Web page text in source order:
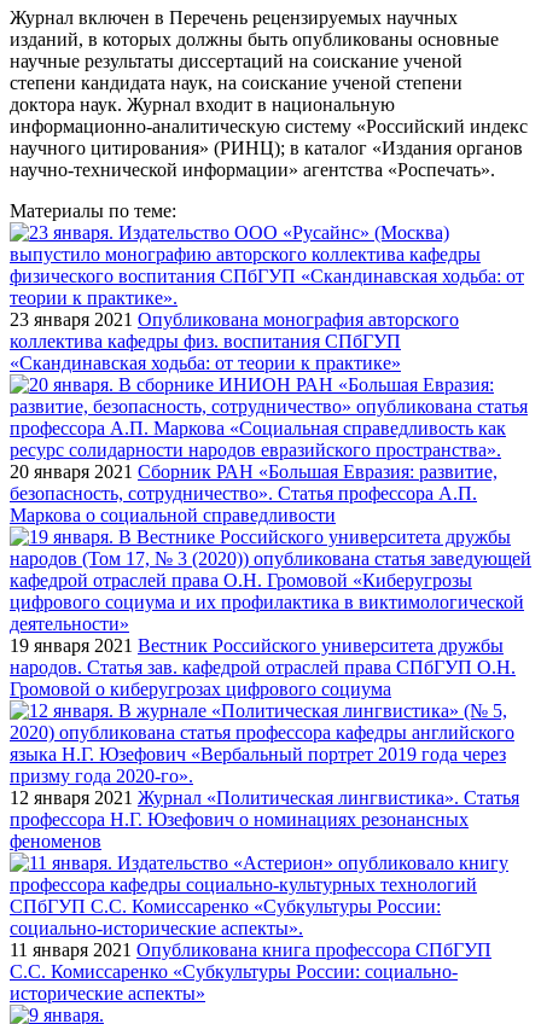
Журнал включен в Перечень рецензируемых научных
изданий, в которых должны быть опубликованы основные
научные результаты диссертаций на соискание ученой
степени кандидата наук, на соискание ученой степени
доктора наук. Журнал входит в национальную
информационно-аналитическую систему «Российский индекс
научного цитирования» (РИНЦ); в каталог «Издания органов
научно-технической информации» агентства «Роспечать».
Материалы по теме:
23 января 2021 Опубликована монография авторского
коллектива кафедры физ. воспитания СПбГУП
«Скандинавская ходьба: от теории к практике»
20 января 2021 Сборник РАН «Большая Евразия: развитие,
безопасность, сотрудничество». Статья профессора А.П.
Маркова о социальной справедливости
19 января 2021 Вестник Российского университета дружбы
народов. Статья зав. кафедрой отраслей права СПбГУП О.Н.
Громовой о киберугрозах цифрового социума
12 января 2021 Журнал «Политическая лингвистика». Статья
профессора Н.Г. Юзефович о номинациях резонансных
феноменов
11 января 2021 Опубликована книга профессора СПбГУП
С.С. Комиссаренко «Субкультуры России: социально-
исторические аспекты»